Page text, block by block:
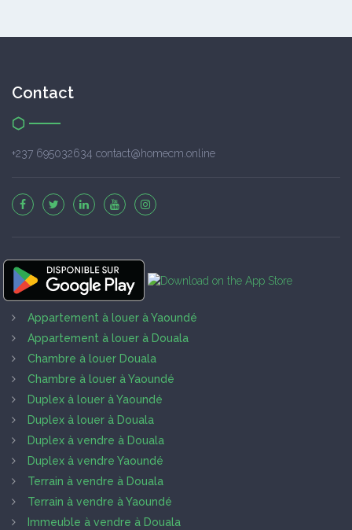
Contact
+237 695032634 contact@homecm.online
Appartement à louer à Yaoundé
Appartement à louer à Douala
Chambre à louer Douala
Chambre à louer à Yaoundé
Duplex à louer à Yaoundé
Duplex à louer à Douala
Duplex à vendre à Douala
Duplex à vendre Yaoundé
Terrain à vendre à Douala
Terrain à vendre à Yaoundé
Immeuble à vendre à Douala